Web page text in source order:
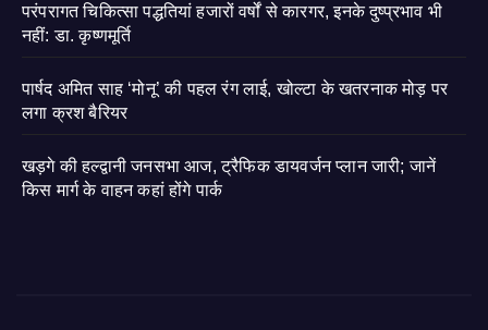
परंपरागत चिकित्सा पद्धतियां हजारों वर्षों से कारगर, इनके दुष्प्रभाव भी
नहीं: डा. कृष्णमूर्ति
पार्षद अमित साह ‘मोनू’ की पहल रंग लाई, खोल्टा के खतरनाक मोड़ पर
लगा क्रश बैरियर
खड़गे की हल्द्वानी जनसभा आज, ट्रैफिक डायवर्जन प्लान जारी; जानें
किस मार्ग के वाहन कहां होंगे पार्क